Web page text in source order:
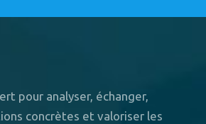
pour analyser, échanger,
concrètes et valoriser les